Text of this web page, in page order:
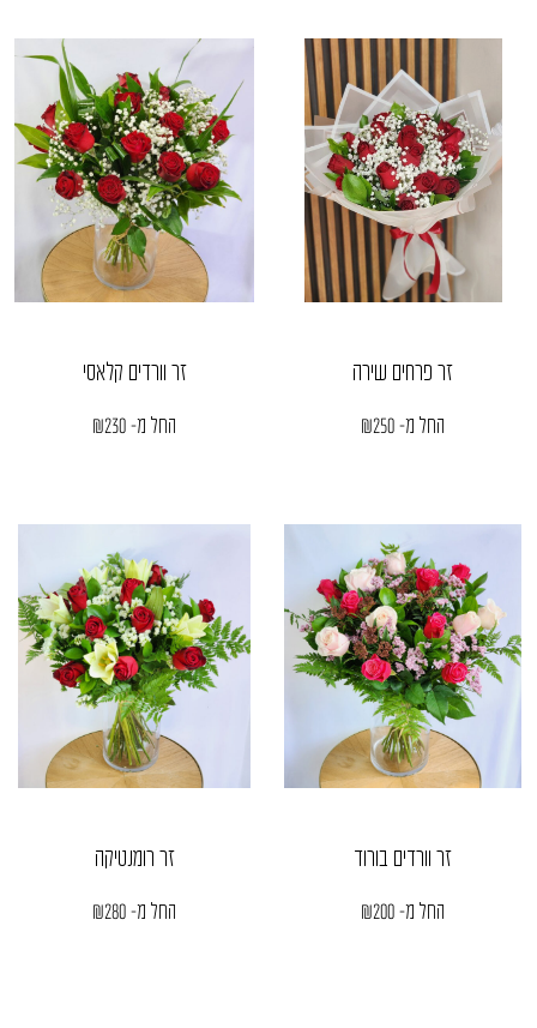
זר פרחים שירה
החל מ- ₪250
זר וורדים קלאסי
החל מ- ₪230
זר וורדים בורוד
החל מ- ₪200
זר רומנטיקה
החל מ- ₪280